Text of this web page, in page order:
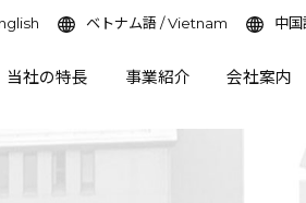
ベトナム語 / Vietnam 中
当社の特長 事業紹介 会社案内